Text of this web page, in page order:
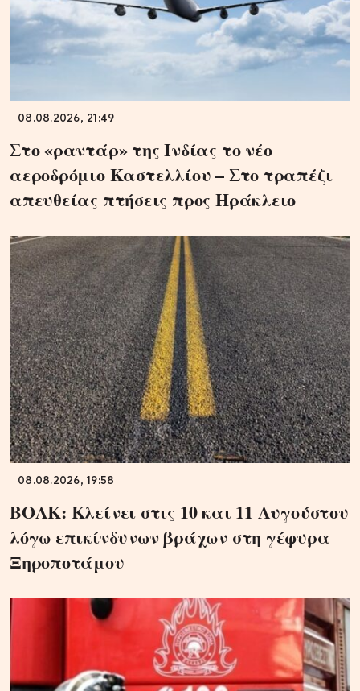
08.08.2026, 21:49
Στο «ραντάρ» της Ινδίας το νέο
αεροδρόμιο Καστελλίου – Στο τραπέζι
απευθείας πτήσεις προς Ηράκλειο
08.08.2026, 19:58
ΒΟΑΚ: Κλείνει στις 10 και 11 Αυγούστου
λόγω επικίνδυνων βράχων στη γέφυρα
Ξηροποτάμου